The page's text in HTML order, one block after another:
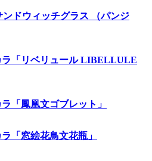
ンドウィッチグラス （パンジ
ラ「リベリュール LIBELLULE
「鳳凰文ゴブレット」
「窓絵花鳥文花瓶」